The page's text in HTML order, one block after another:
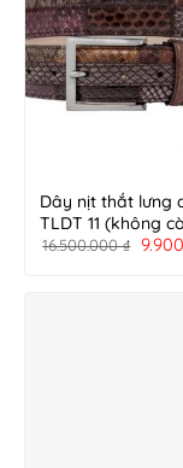
Dây nịt thắt lưng
TLDT 11 (không
16.500.000₫